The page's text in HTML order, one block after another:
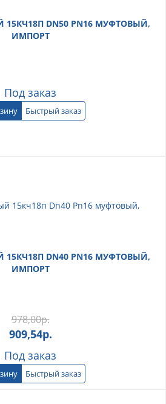
DN50 PN16 МУФТОВЫЙ,
ИМПОРТ
Под заказ
Быстрый заказ
DN40 PN16 МУФТОВЫЙ,
ИМПОРТ
978,00р.
909,54р.
Под заказ
Быстрый заказ